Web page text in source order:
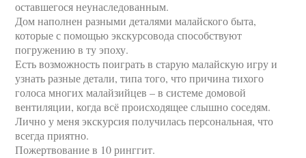
оставшегося неунаследованным.
Дом наполнен разными деталями малайского быта,
которые с помощью экскурсовода способствуют
погружению в ту эпоху.
Есть возможность поиграть в старую малайскую игру и
узнать разные детали, типа того, что причина тихого
голоса многих малайзийцев – в системе домовой
вентиляции, когда всё происходящее слышно соседям.
Лично у меня экскурсия получилась персональная, что
всегда приятно.
Пожертвование в 10 ринггит.